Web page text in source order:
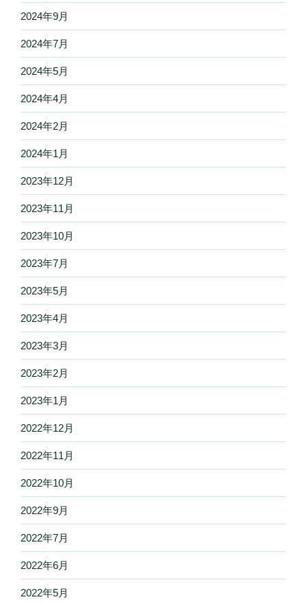
2024年9月
2024年7月
2024年5月
2024年4月
2024年2月
2024年1月
2023年12月
2023年11月
2023年10月
2023年7月
2023年5月
2023年4月
2023年3月
2023年2月
2023年1月
2022年12月
2022年11月
2022年10月
2022年9月
2022年7月
2022年6月
2022年5月